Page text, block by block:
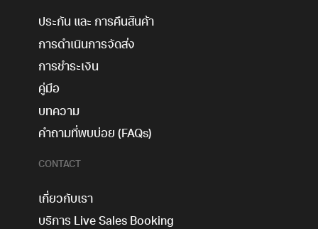
ประกัน และ การคืนสินค้า
การดำเนินการจัดส่ง
การชำระเงิน
คู่มือ
บทความ
คำถามที่พบบ่อย (FAQs)
CONTACT
เกี่ยวกับเรา
บริการ Live Sales Booking